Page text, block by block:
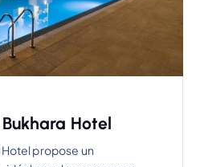
Hotel
propose un